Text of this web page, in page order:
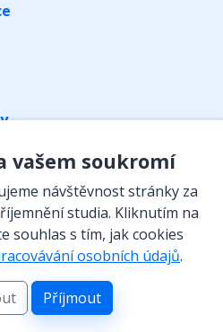
údajů
kódem
vašem soukromí
návštěvnost stránky za
studia. Kliknutím na
souhlas s tím, jak cookies
osobních údajů.
Příjmout